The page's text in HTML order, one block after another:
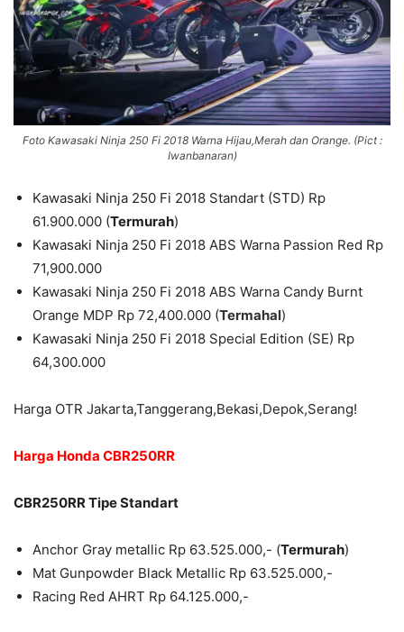
Foto Kawasaki Ninja 250 Fi 2018 Warna Hijau,Merah dan Orange. (Pict :
Iwanbanaran)
Kawasaki Ninja 250 Fi 2018 Standart (STD) Rp
61.900.000 (Termurah)
Kawasaki Ninja 250 Fi 2018 ABS Warna Passion Red Rp
71,900.000
Kawasaki Ninja 250 Fi 2018 ABS Warna Candy Burnt
Orange MDP Rp 72,400.000 (Termahal)
Kawasaki Ninja 250 Fi 2018 Special Edition (SE) Rp
64,300.000
Harga OTR Jakarta,Tanggerang,Bekasi,Depok,Serang!
Harga Honda CBR250RR
CBR250RR Tipe Standart
Anchor Gray metallic Rp 63.525.000,- (Termurah)
Mat Gunpowder Black Metallic Rp 63.525.000,-
Racing Red AHRT Rp 64.125.000,-